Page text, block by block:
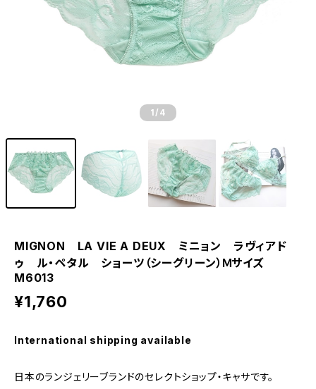
1 /4
MIGNON LA VIE A DEUX ミニョン ラヴィアド
ゥ ル・ペタル ショーツ（シーグリーン）Ｍサイズ
M6013
¥1,760
International shipping available
日本のランジェリーブランドのセレクトショップ・キャサです。